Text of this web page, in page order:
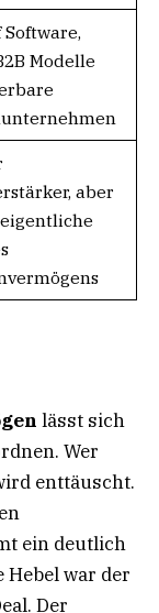
Software,
Modelle
aber
lässt sich
Wer
enttäuscht.
ein deutlich
war der
Der